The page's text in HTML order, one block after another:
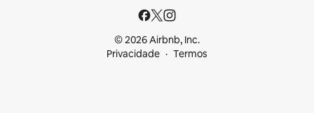
© 2026 Airbnb, Inc.
Privacidade
Termos